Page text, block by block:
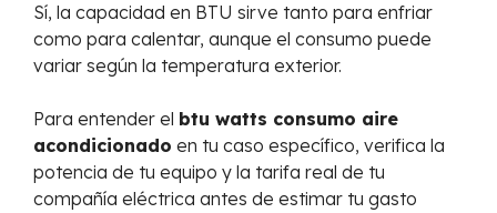
Sí, la capacidad en BTU sirve tanto para enfriar
como para calentar, aunque el consumo puede
variar según la temperatura exterior.
Para entender el btu watts consumo aire
acondicionado en tu caso específico, verifica la
potencia de tu equipo y la tarifa real de tu
compañía eléctrica antes de estimar tu gasto